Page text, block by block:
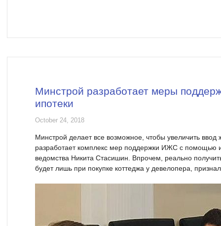
Минстрой разработает меры
ипотеки
October 24, 2018
Минстрой делает все возможное, чтобы увеличить ввод
разработает комплекс мер поддержки ИЖС с помощью
ведомства Никита Стасишин. Впрочем, реально
будет лишь при покупке коттеджа у девелопера,